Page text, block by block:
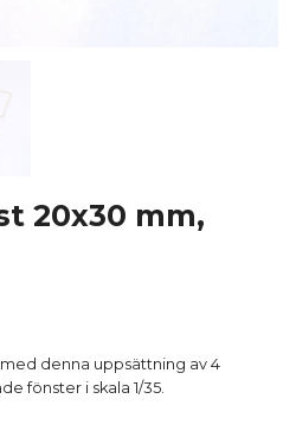
20x30 mm,
denna uppsättning av 4
fönster i skala 1/35.